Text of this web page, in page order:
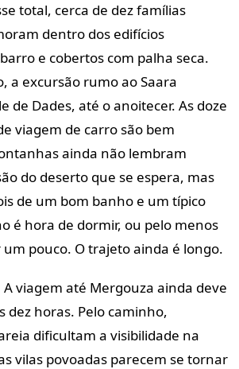
total, cerca de dez famílias
dentro dos edifícios
e cobertos com palha seca.
a excursão rumo ao Saara
de Dades, até o anoitecer. As doze
viagem de carro são bem
ainda não lembram
do deserto que se espera, mas
de um bom banho e um típico
é hora de dormir, ou pelo menos
pouco. O trajeto ainda é longo.
viagem até Mergouza ainda deve
dez horas. Pelo caminho,
dificultam a visibilidade na
vilas povoadas parecem se tornar